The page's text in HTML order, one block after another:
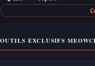
OUTILS EXCLUSIFS